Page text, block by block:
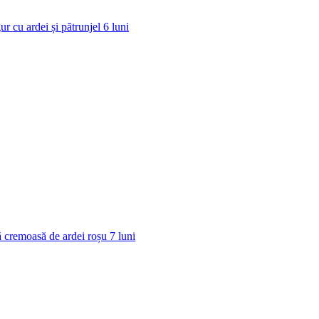
cu ardei și pătrunjel 6 luni
cremoasă de ardei roșu 7 luni